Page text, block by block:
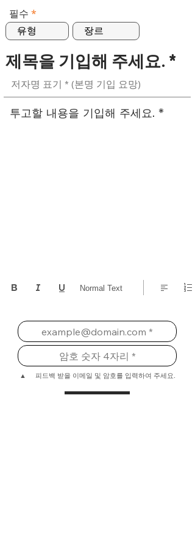
필수
투고할 내용을 기입해 주세요. *
Normal Text
▲ 피드백 받을 이메일 및 암호를 입력하여 주세요.